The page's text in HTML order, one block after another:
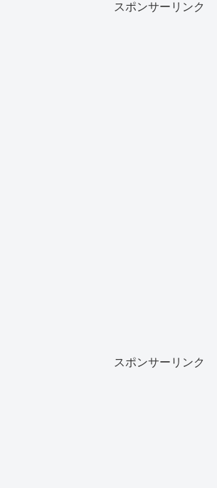
スポンサーリンク
スポンサーリンク